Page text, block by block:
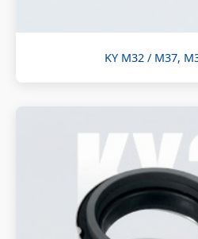
KY M32 / M37,